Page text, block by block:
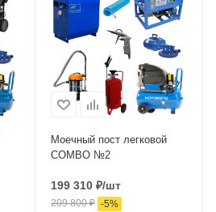
Моечный пост легковой
COMBO №2
199 310 ₽/шт
209 800₽ -5%